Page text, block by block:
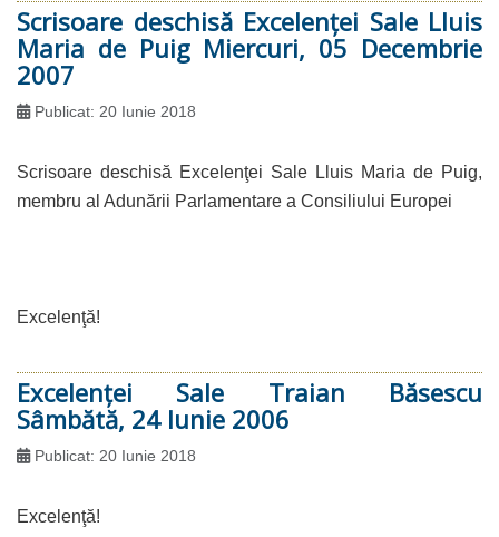
Scrisoare deschisă Excelenţei Sale Lluis
Maria de Puig Miercuri, 05 Decembrie
2007
Publicat: 20 Iunie 2018
Scrisoare deschisă Excelenţei Sale Lluis Maria de Puig,
membru al Adunării Parlamentare a Consiliului Europei
Excelenţă!
Excelenţei Sale Traian Băsescu
Sâmbătă, 24 Iunie 2006
Publicat: 20 Iunie 2018
Excelenţă!